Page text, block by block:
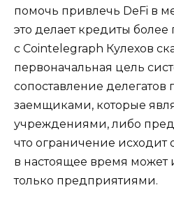
помочь привлечь DeFi в
это делает кредиты
с Cointelegraph Кулехов
первоначальная цель
сопоставление делегатов
заемщиками, которые
учреждениями, либо
что ограничение исходит
в настоящее время может
только предприятиями.